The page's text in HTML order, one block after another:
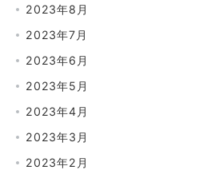
2023年8月
2023年7月
2023年6月
2023年5月
2023年4月
2023年3月
2023年2月